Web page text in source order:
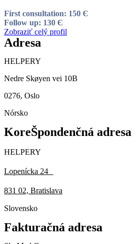
First consultation: 150 Є
Follow up: 130 Є
Zobraziť celý profil
Adresa
HELPERY
Nedre Skøyen vei 10B
0276, Oslo
Nórsko
KoreŠpondenčná adresa
HELPERY
Lopenícka 24
831 02, Bratislava
Slovensko
Fakturačná adresa